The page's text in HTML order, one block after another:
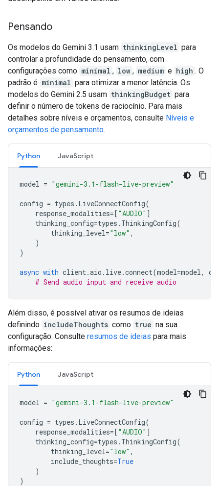
Pensando
Os modelos do Gemini 3.1 usam thinkingLevel para
controlar a profundidade do pensamento, com
configurações como minimal , low , medium e high . O
padrão é minimal para otimizar a menor latência. Os
modelos do Gemini 2.5 usam thinkingBudget para
definir o número de tokens de raciocínio. Para mais
detalhes sobre níveis e orçamentos, consulte Níveis e
orçamentos de pensamento.
Python JavaScript
model = "gemini-3.1-flash-live-preview"
config = types . LiveConnectConfig(
response_modalities=[ "AUDIO" ]
thinking_config=types . ThinkingConfig(
thinking_level="low" ,
)
)
async with client.aio . live.connect(model=model,
# Send audio input and receive audio
Além disso, é possível ativar os resumos de ideias
definindo includeThoughts como true na sua
configuração. Consulte resumos de ideias para mais
informações:
Python JavaScript
model = "gemini-3.1-flash-live-preview"
config = types . LiveConnectConfig(
response_modalities=[ "AUDIO" ]
thinking_config=types . ThinkingConfig(
thinking_level="low" ,
include_thoughts=True
)
)